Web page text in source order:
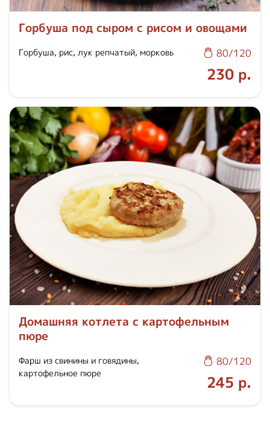
Горбуша под сыром с рисом и овощами
Горбуша, рис, лук репчатый, морковь 80/120
230 р.
Домашняя котлета с картофельным
пюре
Фарш из свинины и говядины,
картофельное пюре
80/120
245 р.